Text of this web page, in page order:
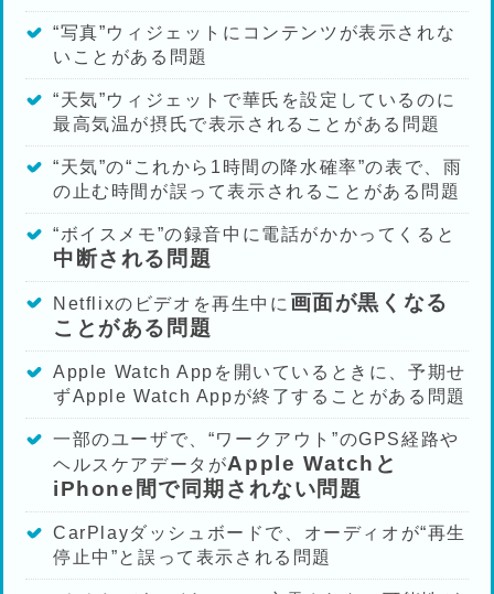
“写真”ウィジェットにコンテンツが表示されな
いことがある問題
“天気”ウィジェットで華氏を設定しているのに
最高気温が摂氏で表示されることがある問題
“天気”の“これから1時間の降水確率”の表で、雨
の止む時間が誤って表示されることがある問題
“ボイスメモ”の録音中に電話がかかってくると
中断される問題
Netflixのビデオを再生中に 画面が黒くなる
ことがある問題
Apple Watch Appを開いているときに、予期せ
ずApple Watch Appが終了することがある問題
一部のユーザで、“ワークアウト”のGPS経路や
ヘルスケアデータがApple Watchと
iPhone間で同期されない問題
CarPlayダッシュボードで、オーディオが“再生
停止中”と誤って表示される問題